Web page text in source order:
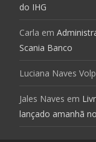
do IHG
Carla em
Scania Banco
Luciana Naves
Jales Naves em
lançado amanhã